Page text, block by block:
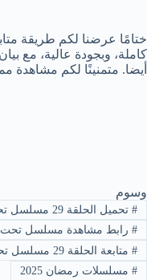
كاملة، وبجودة عالية، مع
أيضا. متمنينًا لكم مشاهدة
وسوم
#تحميل الحلقة 29 مسلسل تحت سابع أرض
#رابط مشاهدة مسلسل تحت
#متابعة الحلقة 29 مسلسل تحت سابع أرض
#مسلسلات رمضان 2025